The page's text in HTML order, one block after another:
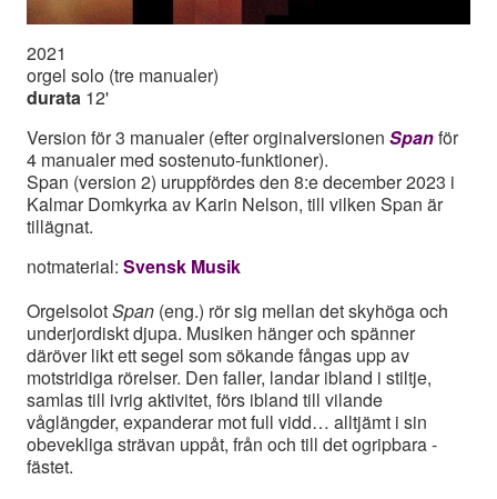
2021
orgel solo (tre manualer)
durata 12'
Version för 3 manualer (efter orginalversionen Spanför
4 manualer med sostenuto-funktioner).
Span (version 2) uruppfördes den 8:e december 2023 i
Kalmar Domkyrka av Karin Nelson, till vilken Span är
tillägnat.
notmaterial: Svensk Musik
OrgelsolotSpan (eng.) rör sig mellan det skyhöga och
underjordiskt djupa. Musiken hänger och spänner
däröver likt ett segel som sökande fångas upp av
motstridiga rörelser. Den faller, landar ibland i stiltje,
samlas till ivrig aktivitet, förs ibland till vilande
våglängder, expanderar mot full vidd… alltjämt i sin
obevekliga strävan uppåt, från och till det ogripbara -
fästet.